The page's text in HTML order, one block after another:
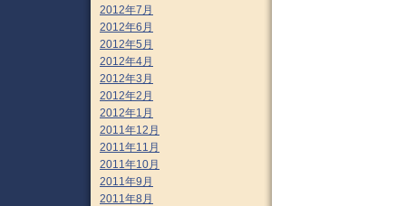
2012年7月
2012年6月
2012年5月
2012年4月
2012年3月
2012年2月
2012年1月
2011年12月
2011年11月
2011年10月
2011年9月
2011年8月